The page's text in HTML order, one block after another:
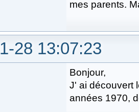
mes parents.
28 13:07:23
Bonjour,
J' ai découvert
années 1970,